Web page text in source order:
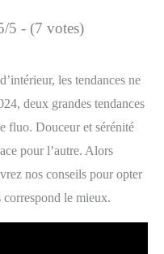
5 - (7 votes)
les tendances ne
deux grandes tendances
fluo. Douceur et sérénité
pour l’autre. Alors
nos conseils pour opter
le mieux.